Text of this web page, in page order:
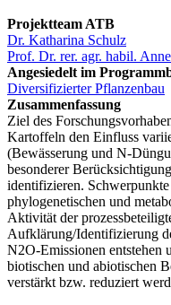
Projektteam ATB
Dr. Katharina Schulz
Prof. Dr. rer. agr. habil.
Angesiedelt im
Diversifizierter Pflanzenbau
Zusammenfassung
Ziel des
Kartoffeln den Einfluss
(Bewässerung und N-
besonderer
identifizieren.
phylogenetischen und
Aktivität der
Aufklärung/Identifizierung
N2O-Emissionen entstehen
biotischen und abiotischen
verstärkt bzw. reduziert